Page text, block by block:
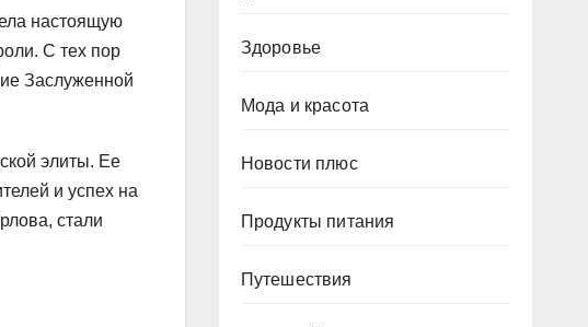
настоящую
С тех пор
Заслуженной
элиты. Ее
и успех на
стали
Здоровье
Мода и красота
Новости плюс
Продукты питания
Путешествия